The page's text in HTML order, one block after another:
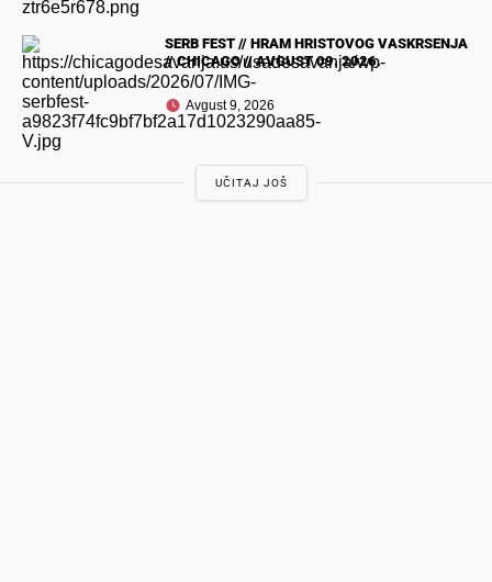
SERB FEST // HRAM HRISTOVOG VASKRSENJA
// CHICAGO // AVGUST 09. 2026.
Avgust 9, 2026
UČITAJ JOŠ